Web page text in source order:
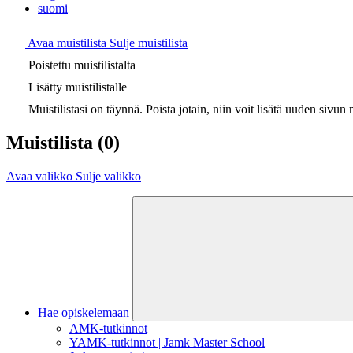
suomi
Avaa muistilista Sulje muistilista
Poistettu muistilistalta
Lisätty muistilistalle
Muistilistasi on täynnä. Poista jotain, niin voit lisätä uuden sivun
Muistilista (0)
Avaa valikko Sulje valikko
Hae opiskelemaan
AMK-tutkinnot
YAMK-tutkinnot | Jamk Master School